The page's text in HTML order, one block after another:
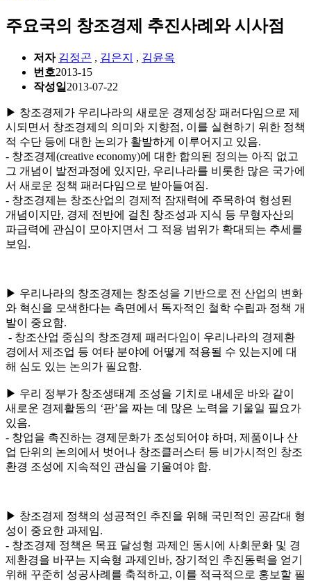
주요국의 창조경제 추진사례와 시사점
저자 김정곤 , 김은지 , 김윤옥
번호2013-15
작성일 2013-07-22
▶ 창조경제가 우리나라의 새로운 경제성장 패러다임으로 제
시되면서 창조경제의 의미와 지향점, 이를 실현하기 위한 정책
적 수단 등에 대한 논의가 활발하게 이루어지고 있음.
- 창조경제(creative economy)에 대한 합의된 정의는 아직 없고
그 개념이 발전과정에 있지만, 우리나라를 비롯한 많은 국가에
서 새로운 정책 패러다임으로 받아들여짐.
- 창조경제는 창조산업의 경제적 잠재력에 주목하여 형성된
개념이지만, 경제 전반에 걸친 창조성과 지식 등 무형자산의
파급력에 관심이 모아지면서 그 적용 범위가 확대되는 추세를
보임.
▶ 우리나라의 창조경제는 창조성을 기반으로 전 산업의 변화
와 혁신을 모색한다는 측면에서 독자적인 철학 수립과 정책 개
발이 중요함.
- 창조산업 중심의 창조경제 패러다임이 우리나라의 경제환
경에서 제조업 등 여타 분야에 어떻게 적용될 수 있는지에 대
해 심도 있는 논의가 필요함.
▶ 우리 정부가 창조생태계 조성을 기치로 내세운 바와 같이
새로운 경제활동의 ‘판’을 짜는 데 많은 노력을 기울일 필요가
있음.
- 창업을 촉진하는 경제문화가 조성되어야 하며, 제품이나 산
업 단위의 논의에서 벗어나 창조클러스터 등 비가시적인 창조
환경 조성에 지속적인 관심을 기울여야 함.
▶ 창조경제 정책의 성공적인 추진을 위해 국민적인 공감대 형
성이 중요한 과제임.
- 창조경제 정책은 목표 달성형 과제인 동시에 사회문화 및 경
제환경을 바꾸는 지속형 과제인바, 장기적인 추진동력을 얻기
위해 꾸준히 성공사례를 축적하고, 이를 적극적으로 홍보할 필